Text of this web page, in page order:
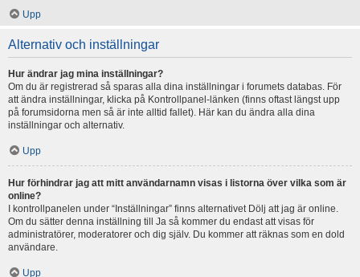
Upp
Alternativ och inställningar
Hur ändrar jag mina inställningar?
Om du är registrerad så sparas alla dina inställningar i forumets databas. För
att ändra inställningar, klicka på Kontrollpanel-länken (finns oftast längst upp
på forumsidorna men så är inte alltid fallet). Här kan du ändra alla dina
inställningar och alternativ.
Upp
Hur förhindrar jag att mitt användarnamn visas i listorna över vilka som är
online?
I kontrollpanelen under “Inställningar” finns alternativet Dölj att jag är online.
Om du sätter denna inställning till Ja så kommer du endast att visas för
administratörer, moderatorer och dig själv. Du kommer att räknas som en dold
användare.
Upp